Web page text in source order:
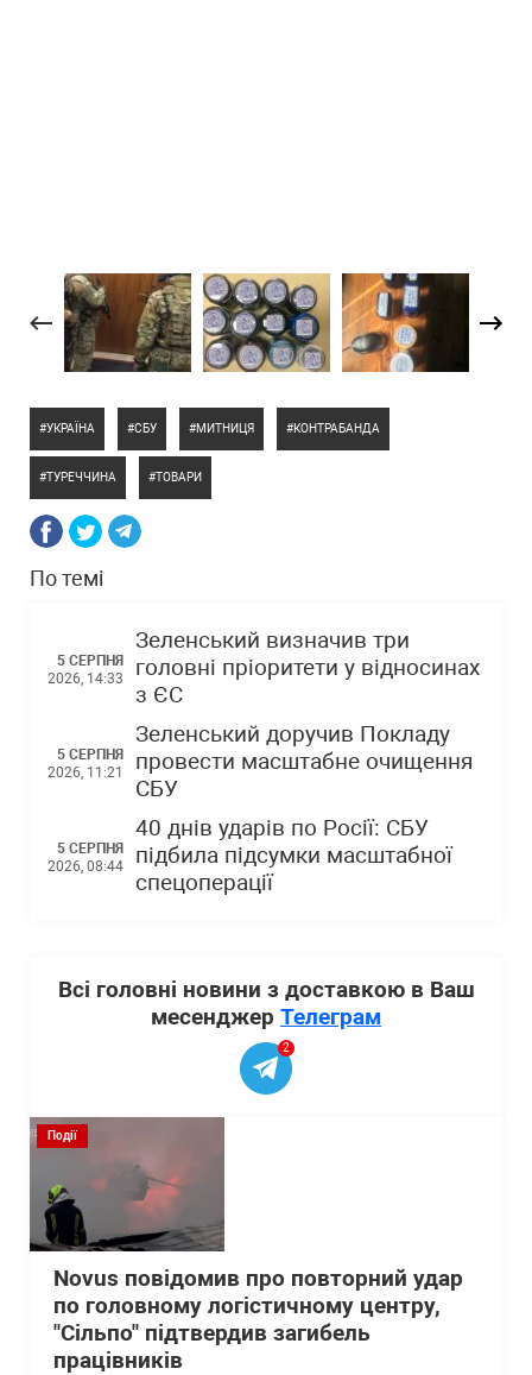
УКРАЇНА СБУ МИТНИЦЯ КОНТРАБАНДА
ТУРЕЧЧИНА ТОВАРИ
По темі
5 СЕРПНЯ
2026, 14:33
Зеленський визначив три
головні пріоритети у відносинах
з ЄС
5 СЕРПНЯ
2026, 11:21
Зеленський доручив Покладу
провести масштабне очищення
СБУ
5 СЕРПНЯ
2026, 08:44
40 днів ударів по Росії: СБУ
підбила підсумки масштабної
спецоперації
Всі головні новини з доставкою в Ваш
месенджер Телеграм
2
Події
Novus повідомив про повторний удар
по головному логістичному центру,
"Сільпо" підтвердив загибель
працівників